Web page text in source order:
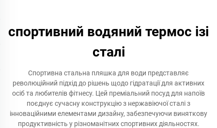
спортивний водяний термос ізі
сталі
Спортивна стальна пляшка для води представляє
революційний підхід до рішень щодо гідратації для активних
осіб та любителів фітнесу. Цей преміальний посуд для напоїв
поєднує сучасну конструкцію з нержавіючої сталі з
інноваційними елементами дизайну, забезпечуючи виняткову
продуктивність у різноманітних спортивних діяльностях.